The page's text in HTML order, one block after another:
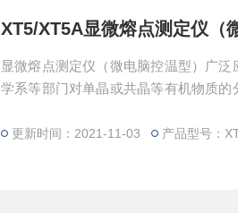
XT5/XT5A显微熔点测定仪（
显微熔点测定仪（微电脑控温型）广
学系等部门对单晶或共晶等有机物质
更新时间：2021-11-03 产品型号：